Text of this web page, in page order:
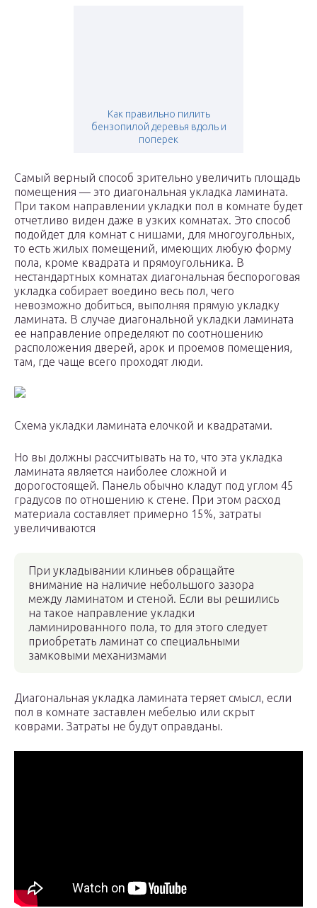
Как правильно пилить
бензопилой деревья вдоль и
поперек
Самый верный способ зрительно увеличить площадь
помещения — это диагональная укладка ламината.
При таком направлении укладки пол в комнате будет
отчетливо виден даже в узких комнатах. Это способ
подойдет для комнат с нишами, для многоугольных,
то есть жилых помещений, имеющих любую форму
пола, кроме квадрата и прямоугольника. В
нестандартных комнатах диагональная беспороговая
укладка собирает воедино весь пол, чего
невозможно добиться, выполняя прямую укладку
ламината. В случае диагональной укладки ламината
ее направление определяют по соотношению
расположения дверей, арок и проемов помещения,
там, где чаще всего проходят люди.
Схема укладки ламината елочкой и квадратами.
Но вы должны рассчитывать на то, что эта укладка
ламината является наиболее сложной и
дорогостоящей. Панель обычно кладут под углом 45
градусов по отношению к стене. При этом расход
материала составляет примерно 15%, затраты
увеличиваются
При укладывании клиньев обращайте
внимание на наличие небольшого зазора
между ламинатом и стеной. Если вы решились
на такое направление укладки
ламинированного пола, то для этого следует
приобретать ламинат со специальными
замковыми механизмами
Диагональная укладка ламината теряет смысл, если
пол в комнате заставлен мебелью или скрыт
коврами. Затраты не будут оправданы.